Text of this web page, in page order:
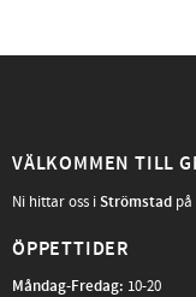
VÄLKOMMEN TILL
Ni hittar oss iStrömstad på
ÖPPETTIDER
Måndag-Fredag: 10-20